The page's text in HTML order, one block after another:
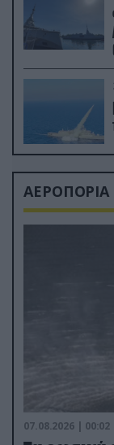
ΑΕΡΟΠΟΡΙΑ
07.08.2026 | 00:02